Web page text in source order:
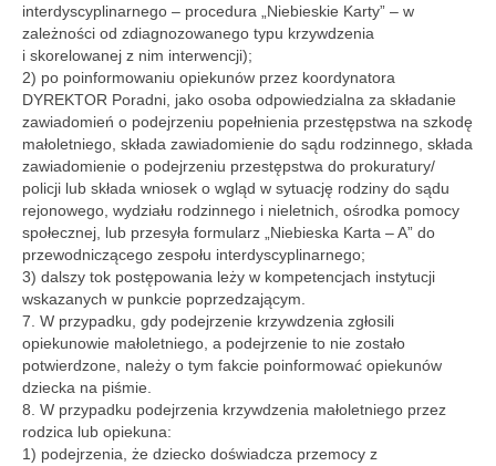
interdyscyplinarnego – procedura „Niebieskie Karty” – w
zależności od zdiagnozowanego typu krzywdzenia
i skorelowanej z nim interwencji);
2) po poinformowaniu opiekunów przez koordynatora
DYREKTOR Poradni, jako osoba odpowiedzialna za składanie
zawiadomień o podejrzeniu popełnienia przestępstwa na szkodę
małoletniego, składa zawiadomienie do sądu rodzinnego, składa
zawiadomienie o podejrzeniu przestępstwa do prokuratury/
policji lub składa wniosek o wgląd w sytuację rodziny do sądu
rejonowego, wydziału rodzinnego i nieletnich, ośrodka pomocy
społecznej, lub przesyła formularz „Niebieska Karta – A” do
przewodniczącego zespołu interdyscyplinarnego;
3) dalszy tok postępowania leży w kompetencjach instytucji
wskazanych w punkcie poprzedzającym.
7. W przypadku, gdy podejrzenie krzywdzenia zgłosili
opiekunowie małoletniego, a podejrzenie to nie zostało
potwierdzone, należy o tym fakcie poinformować opiekunów
dziecka na piśmie.
8. W przypadku podejrzenia krzywdzenia małoletniego przez
rodzica lub opiekuna:
1) podejrzenia, że dziecko doświadcza przemocy z